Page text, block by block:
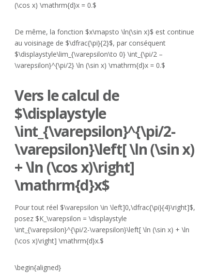
(\cos x) \mathrm{d}x = 0.$
De même, la fonction $x\mapsto \ln(\sin x)$ est continue
au voisinage de $\dfrac{\pi}{2}$, par conséquent
$\displaystyle\lim_{\varepsilon\to 0} \int_{\pi/2 –
\varepsilon}^{\pi/2} \ln (\sin x) \mathrm{d}x = 0.$
Vers le calcul de
$\displaystyle
\int_{\varepsilon}^{\pi/2-
\varepsilon}\left[ \ln (\sin x)
+ \ln (\cos x)\right]
\mathrm{d}x$
Pour tout réel $\varepsilon \in \left]0,\dfrac{\pi}{4}\right]$,
posez $K_\varepsilon = \displaystyle
\int_{\varepsilon}^{\pi/2-\varepsilon}\left[ \ln (\sin x) + \ln
(\cos x)\right] \mathrm{d}x.$
\begin{aligned}